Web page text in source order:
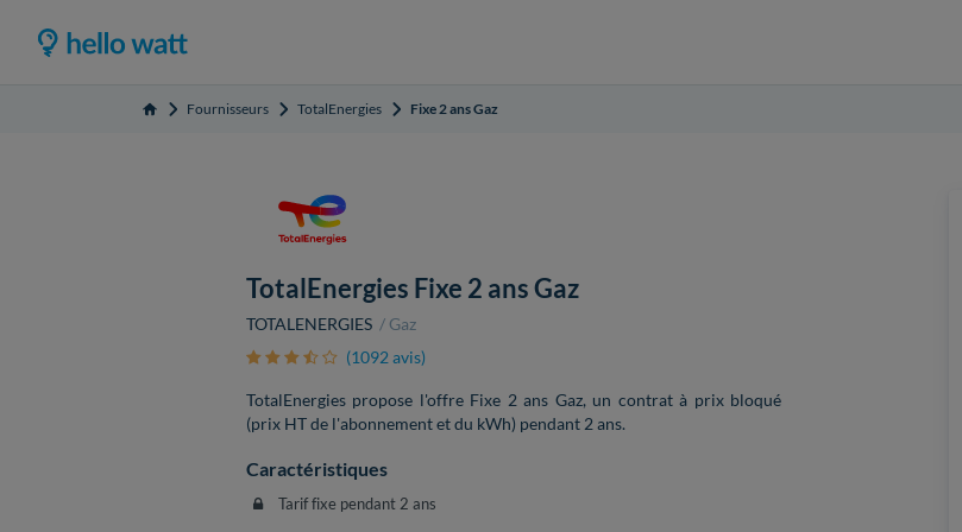
Accueil Fournisseurs TotalEnergies Fixe 2 ans Gaz
TotalEnergies Fixe 2 ans Gaz
TOTALENERGIES
Gaz
(1092 avis)
TotalEnergies propose l'offre Fixe 2 ans Gaz, un contrat à prix bloqué
(prix HT de l'abonnement et du kWh) pendant 2 ans.
Caractéristiques
Tarif fixe pendant 2 ans